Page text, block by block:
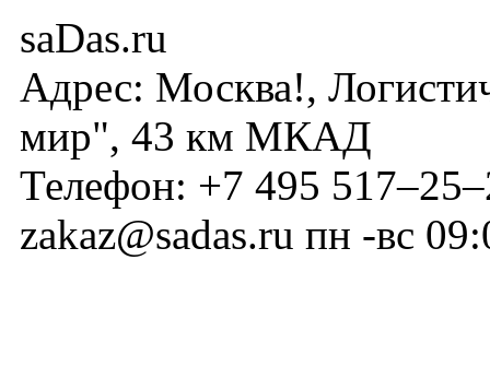
saDas.ru
Адрес: Москва!,
мир", 43 км МКАД
Телефон: +7 495
zakaz@sadas.ru пн -вс